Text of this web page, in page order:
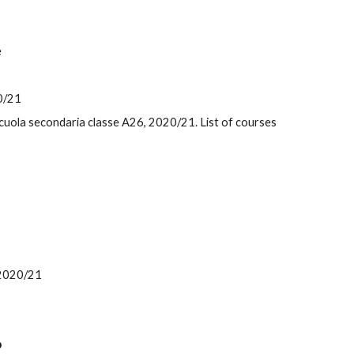
/21
secondaria classe A26, 2020/21. List of courses
21